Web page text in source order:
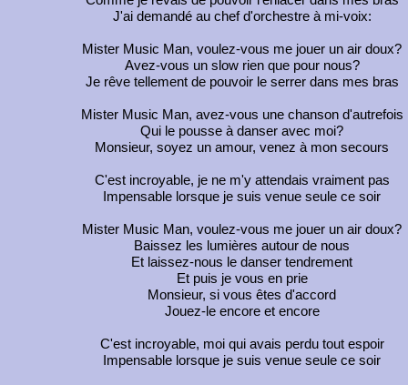
J'ai demandé au chef d'orchestre à mi-voix:
Mister Music Man, voulez-vous me jouer un air doux?
Avez-vous un slow rien que pour nous?
Je rêve tellement de pouvoir le serrer dans mes bras
Mister Music Man, avez-vous une chanson d'autrefois
Qui le pousse à danser avec moi?
Monsieur, soyez un amour, venez à mon secours
C'est incroyable, je ne m'y attendais vraiment pas
Impensable lorsque je suis venue seule ce soir
Mister Music Man, voulez-vous me jouer un air doux?
Baissez les lumières autour de nous
Et laissez-nous le danser tendrement
Et puis je vous en prie
Monsieur, si vous êtes d'accord
Jouez-le encore et encore
C'est incroyable, moi qui avais perdu tout espoir
Impensable lorsque je suis venue seule ce soir